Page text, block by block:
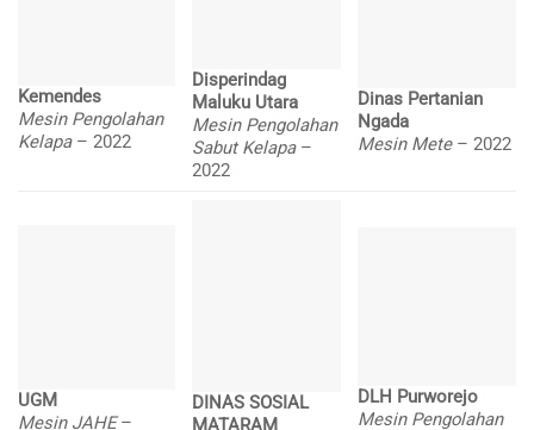
Kemendes
Mesin Pengolahan
Kelapa – 2022
Disperindag
Maluku Utara
Mesin Pengolahan
Sabut Kelapa –
2022
Dinas Pertanian
Ngada
Mesin Mete – 2022
UGM
Mesin JAHE–
DINAS SOSIAL
MATARAM
DLH Purworejo
Mesin Pengolahan